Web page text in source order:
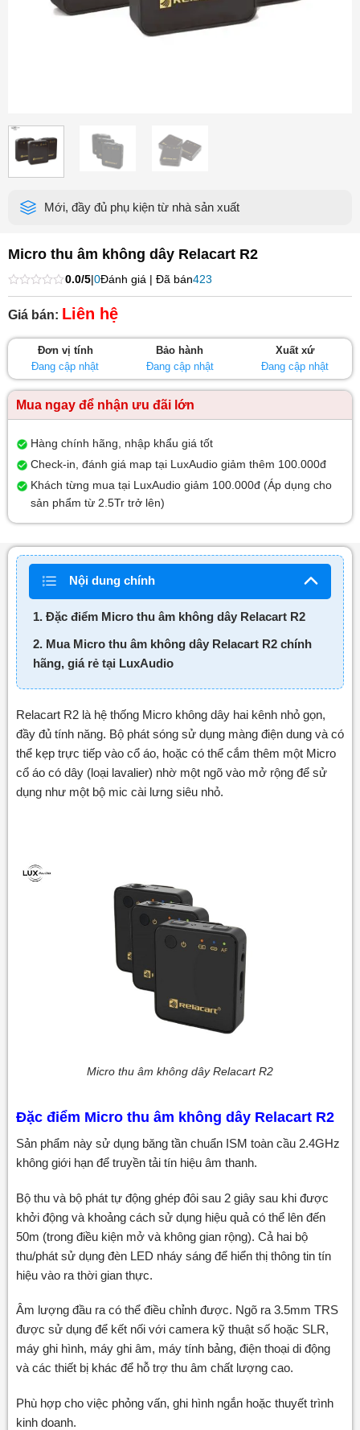
Mới, đầy đủ phụ kiện từ nhà sản xuất
Micro thu âm không dây Relacart R2
Được
xếp
hạng
5
0.0/5|0Đánh giá | Đã bán423
Giá bán: Liên hệ
Đơn vị tính
Đang cập nhật
Bảo hành
Đang cập nhật
Xuất xứ
Đang cập nhật
Mua ngay để nhận ưu đãi lớn
Hàng chính hãng, nhập khẩu giá tốt
Check-in, đánh giá map tại LuxAudio giảm thêm 100.000đ
Khách từng mua tại LuxAudio giảm 100.000đ (Áp dụng cho
sản phẩm từ 2.5Tr trở lên)
Nội dung chính
1. Đặc điểm Micro thu âm không dây Relacart R2
2. Mua Micro thu âm không dây Relacart R2 chính
hãng, giá rẻ tại LuxAudio
Relacart R2 là hệ thống Micro không dây hai kênh nhỏ gọn,
đầy đủ tính năng. Bộ phát sóng sử dụng màng điện dung và có
thể kẹp trực tiếp vào cổ áo, hoặc có thể cắm thêm một Micro
cổ áo có dây (loại lavalier) nhờ một ngõ vào mở rộng để sử
dụng như một bộ mic cài lưng siêu nhỏ.
Micro thu âm không dây Relacart R2
Đặc điểm Micro thu âm không dây Relacart R2
Sản phẩm này sử dụng băng tần chuẩn ISM toàn cầu 2.4GHz
không giới hạn để truyền tải tín hiệu âm thanh.
Bộ thu và bộ phát tự động ghép đôi sau 2 giây sau khi được
khởi động và khoảng cách sử dụng hiệu quả có thể lên đến
50m (trong điều kiện mở và không gian rộng). Cả hai bộ
thu/phát sử dụng đèn LED nháy sáng để hiển thị thông tin tín
hiệu vào ra thời gian thực.
Âm lượng đầu ra có thể điều chỉnh được. Ngõ ra 3.5mm TRS
được sử dụng để kết nối với camera kỹ thuật số hoặc SLR,
máy ghi hình, máy ghi âm, máy tính bảng, điện thoại di động
và các thiết bị khác để hỗ trợ thu âm chất lượng cao.
Phù hợp cho việc phỏng vấn, ghi hình ngắn hoặc thuyết trình
kinh doanh.